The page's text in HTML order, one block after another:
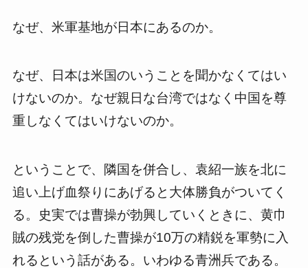
なぜ、米軍基地が日本にあるのか。
なぜ、日本は米国のいうことを聞かなくてはい
けないのか。なぜ親日な台湾ではなく中国を尊
重しなくてはいけないのか。
ということで、隣国を併合し、袁紹一族を北に
追い上げ血祭りにあげると大体勝負がついてく
る。史実では曹操が勃興していくときに、黄巾
賊の残党を倒した曹操が10万の精鋭を軍勢に入
れるという話がある。いわゆる青洲兵である。